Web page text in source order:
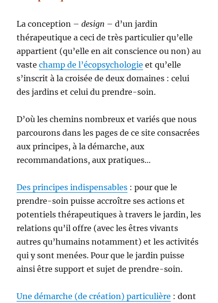
La conception –design – d’un jardin
thérapeutique a ceci de très particulier qu’elle
appartient (qu’elle en ait conscience ou non) au
vastechamp de l’écopsychologie et qu’elle
s’inscrit à la croisée de deux domaines : celui
des jardins et celui du prendre-soin.
D’où les chemins nombreux et variés que nous
parcourons dans les pages de ce site consacrées
aux principes, à la démarche, aux
recommandations, aux pratiques…
Des principes indispensables : pour que le
prendre-soin puisse accroître ses actions et
potentiels thérapeutiques à travers le jardin, les
relations qu’il offre (avec les êtres vivants
autres qu’humains notamment) et les activités
qui y sont menées. Pour que le jardin puisse
ainsi être support et sujet de prendre-soin.
Une démarche (de création) particulière : dont